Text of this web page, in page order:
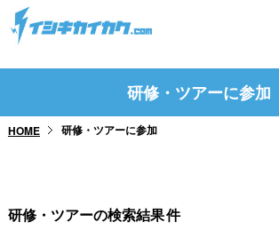
トップページ
研修・ツアーに参加
研修・ツアーに参加
HOME 研修・ツアーに参加
研修・ツアーの検索結果件